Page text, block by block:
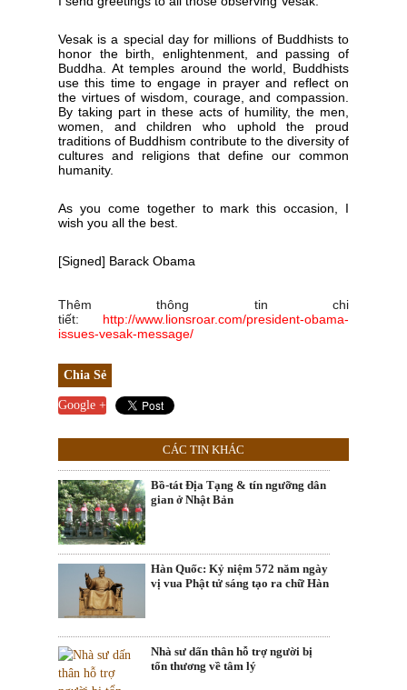
Vesak is a special day for millions of Buddhists to
honor the birth, enlightenment, and passing of
Buddha. At temples around the world, Buddhists
use this time to engage in prayer and reflect on
the virtues of wisdom, courage, and compassion.
By taking part in these acts of humility, the men,
women, and children who uphold the proud
traditions of Buddhism contribute to the diversity of
cultures and religions that define our common
humanity.
As you come together to mark this occasion, I
wish you all the best.
[Signed] Barack Obama
Thêm thông tin chi
tiết: http://www.lionsroar.com/president-obama-
issues-vesak-message/
Chia Sẻ
Google +
CÁC TIN KHÁC
Bồ-tát Địa Tạng & tín ngưỡng dân
gian ở Nhật Bản
Hàn Quốc: Kỷ niệm 572 năm ngày
vị vua Phật tử sáng tạo ra chữ Hàn
Nhà sư dấn thân hỗ trợ người bị
tổn thương về tâm lý